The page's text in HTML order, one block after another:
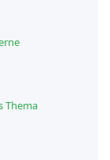
Thema